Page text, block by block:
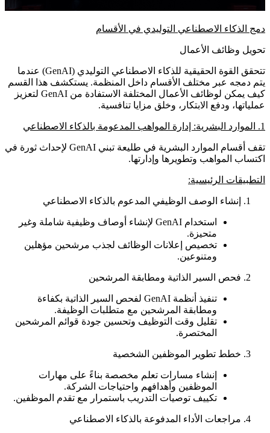
دمج الذكاء الاصطناعي التوليدي في الأقسام
تحويل وظائف الأعمال
تتحقق القوة الحقيقية للذكاء الاصطناعي التوليدي (GenAI) عندما
يتم دمجه عبر مختلف الأقسام داخل المنظمة. يستكشف هذا القسم
كيف يمكن لوظائف الأعمال المختلفة الاستفادة من GenAI لتعزيز
عملياتها، ودفع الابتكار، وخلق مزايا تنافسية.
1. الموارد البشرية: إدارة المواهب المدعومة بالذكاء الاصطناعي
تقف أقسام الموارد البشرية في طليعة تبني GenAI لإحداث ثورة في
اكتساب المواهب وتطويرها وإدارتها.
التطبيقات الرئيسية:
إنشاء الوصف الوظيفي المدعوم بالذكاء الاصطناعي
استخدام GenAI لإنشاء أوصاف وظيفية شاملة وغير
متحيزة.
تخصيص إعلانات الوظائف لجذب مرشحين مؤهلين
ومتنوعين.
فحص السير الذاتية ومطابقة المرشحين
تنفيذ أنظمة GenAI لفحص السير الذاتية بكفاءة
ومطابقة المرشحين مع متطلبات الوظيفة.
تقليل وقت التوظيف وتحسين جودة قوائم المرشحين
المختصرة.
خطط تطوير الموظفين الشخصية
إنشاء مسارات تعلم مخصصة بناءً على مهارات
الموظفين وأهدافهم واحتياجات الشركة.
تكييف توصيات التدريب باستمرار مع تقدم الموظفين.
مراجعات الأداء المدفوعة بالذكاء الاصطناعي